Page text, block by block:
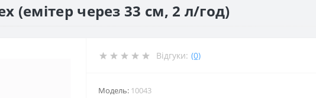
(емітер через 33 см, 2 л/год)
Відгуки: (0)
Модель: 10043